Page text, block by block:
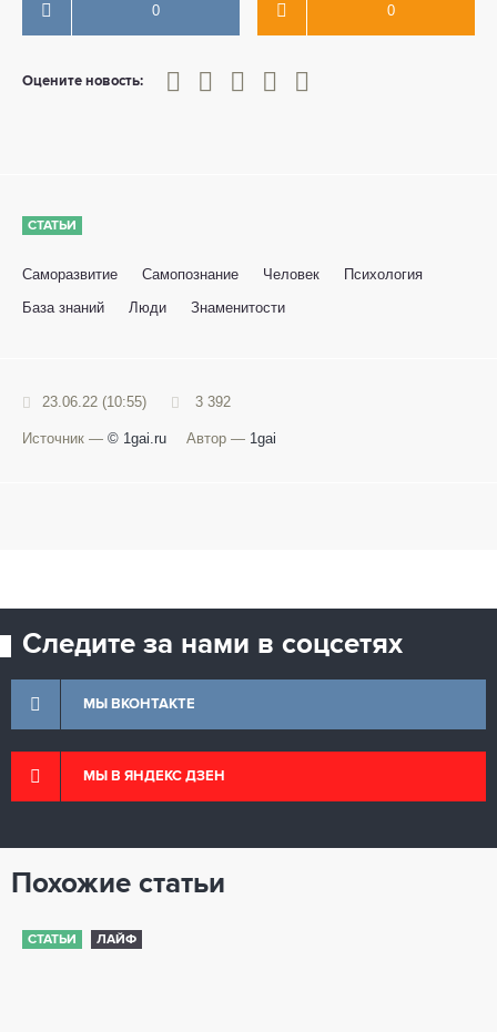
0 0
Оцените новость:
0
1 2 3 4 5
СТАТЬИ
Саморазвитие Самопознание Человек
Психология
База знаний
Люди Знаменитости
23.06.22 (10:55) 3 392
Источник — © 1gai.ru Автор — 1gai
Следите за нами в соцсетях
МЫ ВКОНТАКТЕ
МЫ В ЯНДЕКС ДЗЕН
Похожие статьи
СТАТЬИ ЛАЙФ